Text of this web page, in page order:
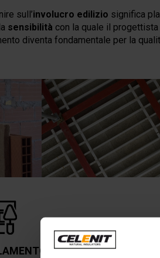
sull’involucro edilizio significa
sensibilità con la quale il
diventa fondamentale per la
IN EDILIZIA